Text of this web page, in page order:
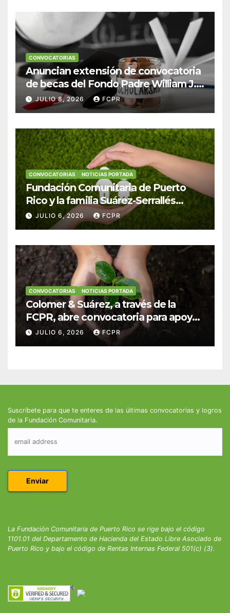
CONVOCATORIAS
Anuncian extensión de convocatoria
de becas del Fondo Padre William J.
Hendricks, SJ para estudiantes del
Colegio San Ignacio
JULIO 8, 2026 FCPR
CONVOCATORIAS NOTICIAS PORTADA
Fundación Comunitaria de Puerto
Rico y la familia Suárez-Serrallés
anuncian convocatoria para
fortalecer hogares y albergues
JULIO 6, 2026 FCPR
CONVOCATORIAS NOTICIAS PORTADA
Colomer & Suárez, a través de la
FCPR, abre convocatoria para apoyar
proyectos de seguridad alimentaria
JULIO 6, 2026 FCPR
Suscríbete para que te enteres de las últimas convocatorias y logros
de la Fundación Comunitaria.
La Fundación Comunitaria de Puerto Rico se rige bajo el código
1101.01 del Departamento de Hacienda del Estado Libre Asociado de
Puerto Rico y bajo el código de Rentas Internas Federal 501(c) (3).